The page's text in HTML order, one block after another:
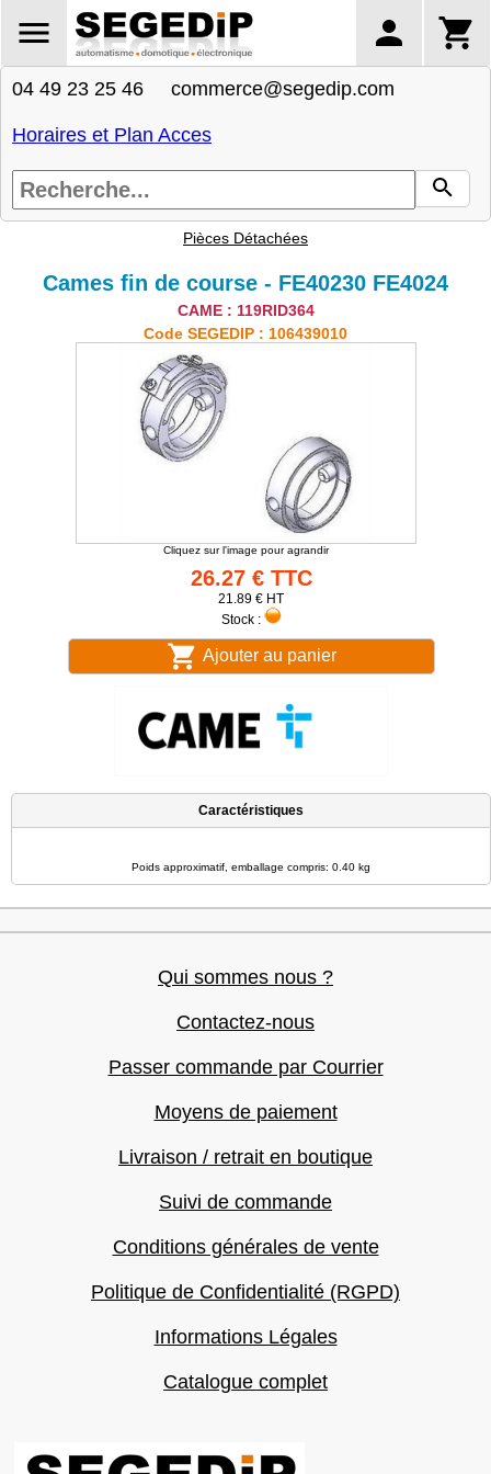
04 49 23 25 46 commerce@segedip.com
Horaires et Plan Acces
Pièces Détachées
Cames fin de course - FE40230 FE4024
CAME : 119RID364
Code SEGEDIP : 106439010
Cliquez sur l'image pour agrandir
26.27 € TTC
21.89 € HT
Stock :
Ajouter au panier
Caractéristiques
Poids approximatif, emballage compris: 0.40 kg
Qui sommes nous ?
Contactez-nous
Passer commande par Courrier
Moyens de paiement
Livraison / retrait en boutique
Suivi de commande
Conditions générales de vente
Politique de Confidentialité (RGPD)
Informations Légales
Catalogue complet